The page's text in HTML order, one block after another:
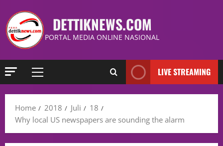
DETTIKNEWS.COM
PORTAL MEDIA ONLINE NASIONAL
LIVE STREAMING
Home 2018 Juli
18
Why local US newspapers are sounding the alarm